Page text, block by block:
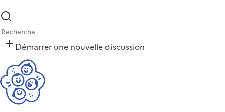
Démarrer une nouvelle discussion